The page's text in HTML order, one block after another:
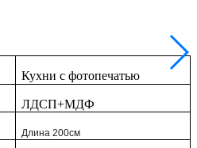
Кухни с фотопечатью
ЛДСП+МДФ
Длина 200см